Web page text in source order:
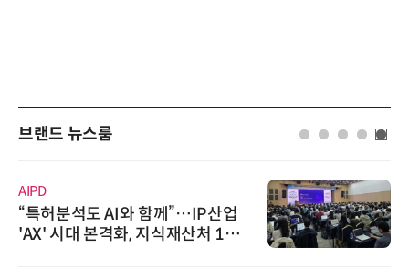
브랜드 뉴스룸
AIPD
“특허분석도 AI와 함께”…IP산업
'AX' 시대 본격화, 지식재산처 1호